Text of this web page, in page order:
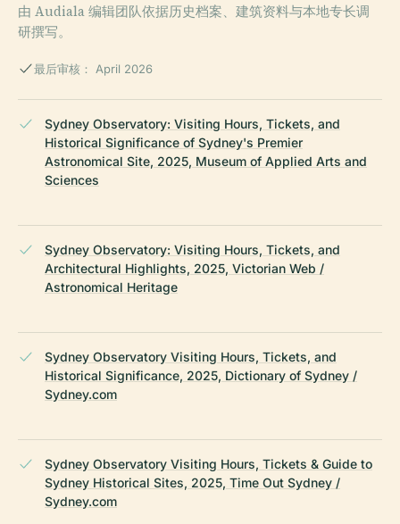
由 Audiala 编辑团队依据历史档案、建筑资料与本地专长调
研撰写。
最后审核： April 2026
Sydney Observatory: Visiting Hours, Tickets, and
Historical Significance of Sydney's Premier
Astronomical Site, 2025, Museum of Applied Arts and
Sciences
Sydney Observatory: Visiting Hours, Tickets, and
Architectural Highlights, 2025, Victorian Web /
Astronomical Heritage
Sydney Observatory Visiting Hours, Tickets, and
Historical Significance, 2025, Dictionary of Sydney /
Sydney.com
Sydney Observatory Visiting Hours, Tickets & Guide to
Sydney Historical Sites, 2025, Time Out Sydney /
Sydney.com